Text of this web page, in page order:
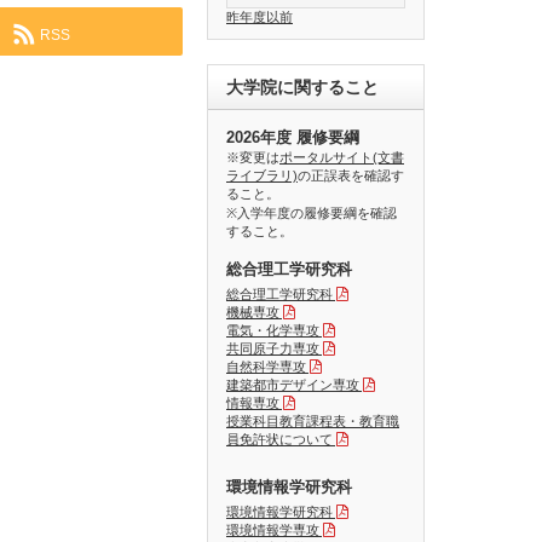
RSS
昨年度以前
大学院に関すること
2026年度 履修要綱
※変更はポータルサイト(文書
ライブラリ)の正誤表を確認す
ること。
※入学年度の履修要綱を確認
すること。
総合理工学研究科
総合理工学研究科
機械専攻
電気・化学専攻
共同原子力専攻
自然科学専攻
建築都市デザイン専攻
情報専攻
授業科目教育課程表・教育職
員免許状について
環境情報学研究科
環境情報学研究科
環境情報学専攻